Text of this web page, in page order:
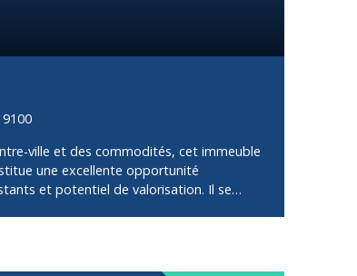
ville et des commodités, cet immeuble
une excellente opportunité
et potentiel de valorisation. Il se